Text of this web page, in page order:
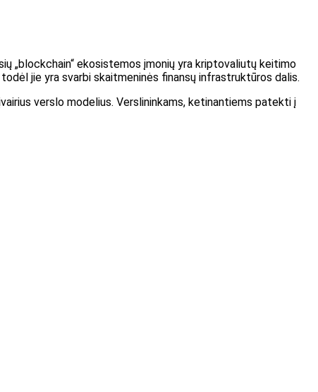
„blockchain“ ekosistemos įmonių yra kriptovaliutų keitimo
jie yra svarbi skaitmeninės finansų infrastruktūros dalis.
verslo modelius. Verslininkams, ketinantiems patekti į